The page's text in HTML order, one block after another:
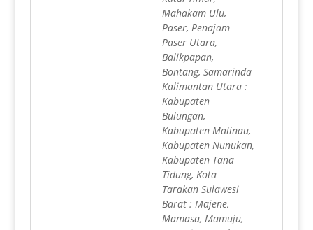
Mahakam Ulu,
Paser, Penajam
Paser Utara,
Balikpapan,
Bontang, Samarinda
Kalimantan Utara :
Kabupaten
Bulungan,
Kabupaten Malinau,
Kabupaten Nunukan,
Kabupaten Tana
Tidung, Kota
Tarakan Sulawesi
Barat : Majene,
Mamasa, Mamuju,